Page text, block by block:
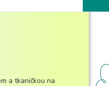
a tkaničkou na